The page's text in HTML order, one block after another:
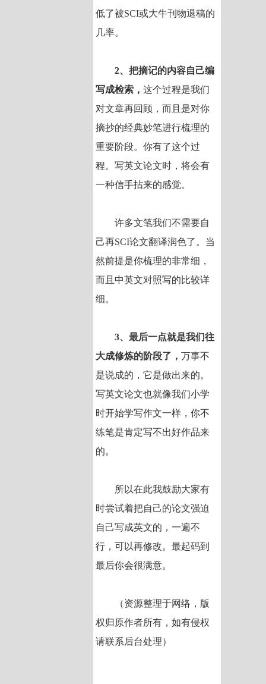
低了被SCI或大牛刊物退稿的
几率。
2、把摘记的内容自己编
写成检索，这个过程是我们
对文章再回顾，而且是对你
摘抄的经典妙笔进行梳理的
重要阶段。你有了这个过
程。写英文论文时，将会有
一种信手拈来的感觉。
许多文笔我们不需要自
己再SCI论文翻译润色了。当
然前提是你梳理的非常细，
而且中英文对照写的比较详
细。
3、最后一点就是我们往
大成修炼的阶段了，万事不
是说成的，它是做出来的。
写英文论文也就像我们小学
时开始学写作文一样，你不
练笔是肯定写不出好作品来
的。
所以在此我鼓励大家有
时尝试着把自己的论文强迫
自己写成英文的，一遍不
行，可以再修改。最起码到
最后你会很满意。
（资源整理于网络，版
权归原作者所有，如有侵权
请联系后台处理）